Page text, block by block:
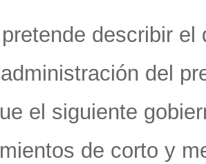
describir
del
el siguiente
de corto y